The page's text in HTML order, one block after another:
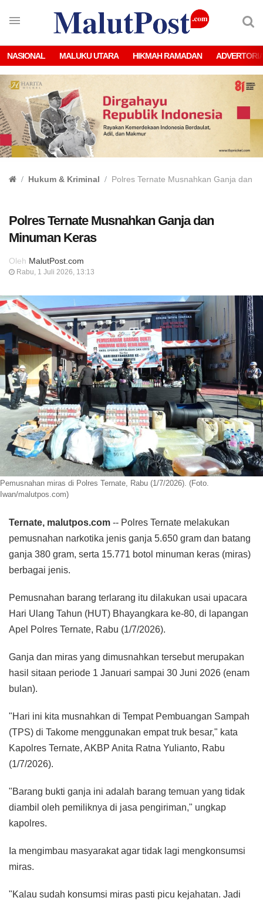
NASIONAL MALUKU UTARA HIKMAH RAMADAN
Hukum & Kriminal Polres Ternate Musnahkan Ganja dan
Polres Ternate Musnahkan Ganja dan
Minuman Keras
Oleh MalutPost.com
Rabu, 1 Juli 2026, 13:13
Pemusnahan miras di Polres Ternate, Rabu (1/7/2026). (Foto.
Iwan/malutpos.com)
Ternate, malutpos.com -- Polres Ternate melakukan
pemusnahan narkotika jenis ganja 5.650 gram dan batang
ganja 380 gram, serta 15.771 botol minuman keras (miras)
berbagai jenis.
Pemusnahan barang terlarang itu dilakukan usai upacara
Hari Ulang Tahun (HUT) Bhayangkara ke-80, di lapangan
Apel Polres Ternate, Rabu (1/7/2026).
Ganja dan miras yang dimusnahkan tersebut merupakan
hasil sitaan periode 1 Januari sampai 30 Juni 2026 (enam
bulan).
"Hari ini kita musnahkan di Tempat Pembuangan Sampah
(TPS) di Takome menggunakan empat truk besar," kata
Kapolres Ternate, AKBP Anita Ratna Yulianto, Rabu
(1/7/2026).
"Barang bukti ganja ini adalah barang temuan yang tidak
diambil oleh pemiliknya di jasa pengiriman," ungkap
kapolres.
Ia mengimbau masyarakat agar tidak lagi mengkonsumsi
miras.
"Kalau sudah konsumsi miras pasti picu kejahatan. Jadi